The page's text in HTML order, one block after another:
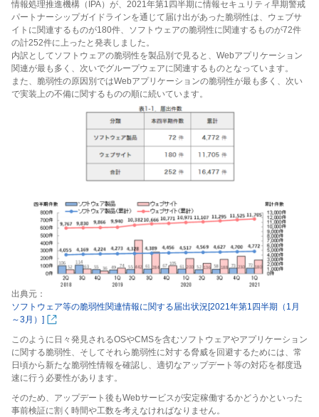
情報処理推進機構（IPA）が、2021年第1四半期に情報セキュリティ早期警戒
パートナーシップガイドラインを通じて届け出があった脆弱性は、ウェブサ
イトに関連するものが180件、ソフトウェアの脆弱性に関連するものが72件
の計252件に上ったと発表しました。
内訳としてソフトウェアの脆弱性を製品別で見ると、Webアプリケーション
関連が最も多く、次いでグループウェアに関連するものとなっています。
また、脆弱性の原因別ではWebアプリケーションの脆弱性が最も多く、次い
で実装上の不備に関するものの順に続いています。
出典元：
ソフトウェア等の脆弱性関連情報に関する届出状況[2021年第1四半期（1月
～3月）]
このように日々発見されるOSやCMSを含むソフトウェアやアプリケーション
に関する脆弱性、そしてそれら脆弱性に対する脅威を回避するためには、常
日頃から新たな脆弱性情報を確認し、適切なアップデート等の対応を都度迅
速に行う必要性があります。
そのため、アップデート後もWebサービスが安定稼働するかどうかといった
事前検証に割く時間や工数を考えなければなりません。